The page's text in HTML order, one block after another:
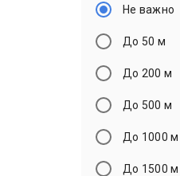
Не важно
До 50 м
До 200 м
До 500 м
До 1000 м
До 1500 м